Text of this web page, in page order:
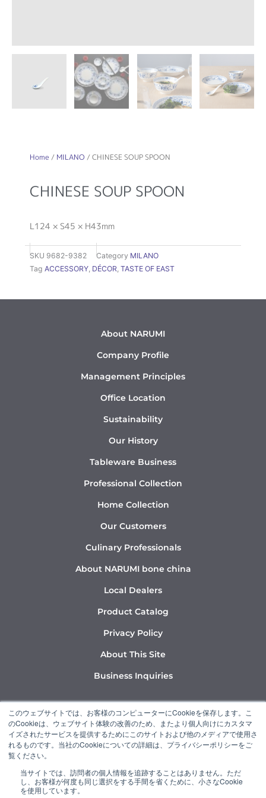
このウェブサイトでは、お客様のコンピューターにCookieを保存します。こ
のCookieは、ウェブサイト体験の改善のため、またより個人向けにカスタマ
イズされたサービスを提供するためにこのサイトおよび他のメディアで使用さ
れるものです。当社のCookieについての詳細は、プライバシーポリシーをご
覧ください。
当サイトでは、訪問者の個人情報を追跡することはありません。ただ
し、お客様が何度も同じ選択をする手間を省くために、小さなCookie
を使用しています。
Home / MILANO / CHINESE SOUP SPOON
CHINESE SOUP SPOON
L124 × S45 × H43mm
SKU 9682-9382 Category MILANO
Tag ACCESSORY DÉCOR TASTE OF EAST
About NARUMI
Company Profile
Management Principles
Office Location
Sustainability
Our History
Tableware Business
Professional Collection
Home Collection
Our Customers
Culinary Professionals
About NARUMI bone china
Local Dealers
Product Catalog
Privacy Policy
About This Site
Business Inquiries
Y
o
u
t
b
I
n
s
t
g
L
i
n
k
d
“NARUMI” is a member of the Ishizuka Glass Group.